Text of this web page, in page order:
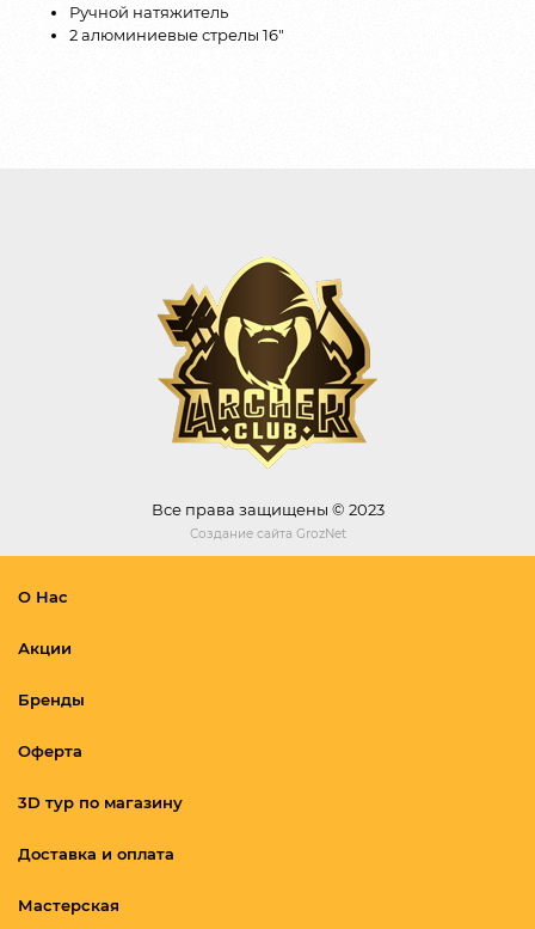
Ручной натяжитель
2 алюминиевые стрелы 16″
Все права защищены © 2023
Создание сайта GrozNet
О Нас
Акции
Бренды
Оферта
3D тур по магазину
Доставка и оплата
Мастерская